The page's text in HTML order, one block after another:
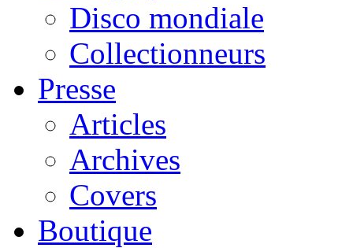
Disco mondiale
Collectionneurs
Presse
Articles
Archives
Covers
Boutique